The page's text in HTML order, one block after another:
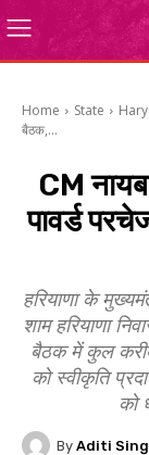
Home State
बैठक,...
CM
पावर्ड
हरियाणा के
शाम हरियाणा
बैठक में कुल
को स्वीकृति
को
By Aditi